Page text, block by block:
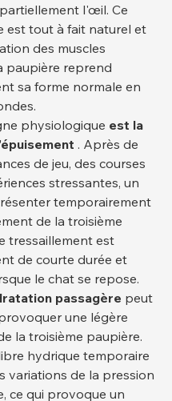
l'œil. Ce
est tout à fait naturel et
des muscles
paupière reprend
sa forme normale en
physiologique est la
. Après de
de jeu, des courses
stressantes, un
temporairement
de la troisième
tressaillement est
de courte durée et
le chat se repose.
passagère peut
une légère
la troisième paupière.
hydrique temporaire
variations de la pression
ce qui provoque un